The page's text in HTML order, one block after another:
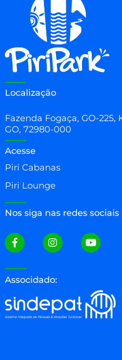
Localização
Fazenda Fogaça, GO-
GO, 72980-000
Acesse
Piri Cabanas
Piri Lounge
Nos siga nas redes sociais
Associdado: